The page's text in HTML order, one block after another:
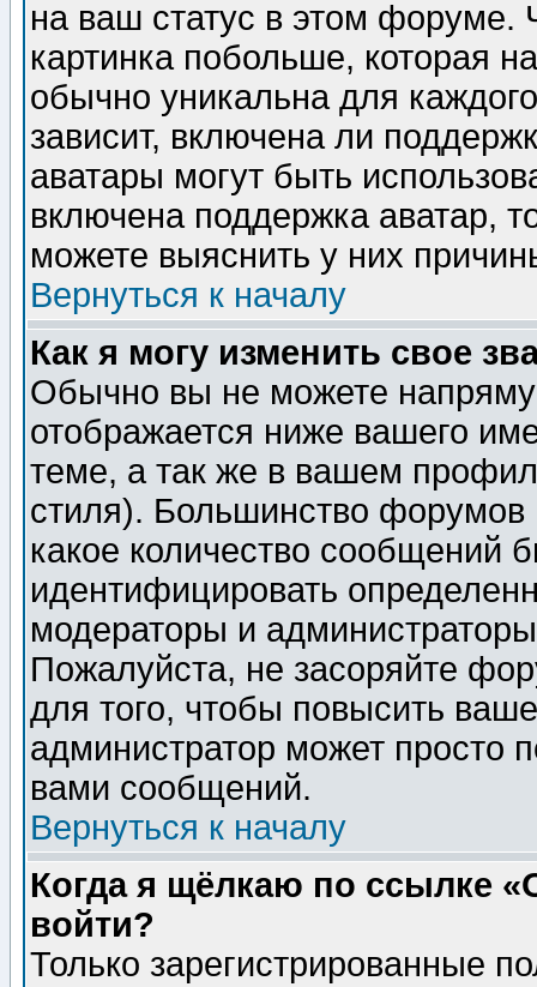
на ваш статус в этом форуме.
картинка побольше, которая
обычно уникальна для
зависит, включена ли
аватары могут быть
включена поддержка аватар,
можете выяснить у них
Вернуться к началу
Как я могу изменить свое
Обычно вы не можете
отображается ниже вашего
теме, а так же в вашем
стиля). Большинство форумов
какое количество сообщений
идентифицировать
модераторы и
Пожалуйста, не засоряйте
для того, чтобы повысить
администратор может просто
вами сообщений.
Вернуться к началу
Когда я щёлкаю по ссылке
войти?
Только зарегистрированные